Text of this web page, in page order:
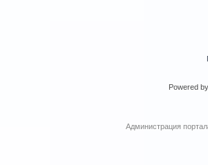
Powered by
Администрация